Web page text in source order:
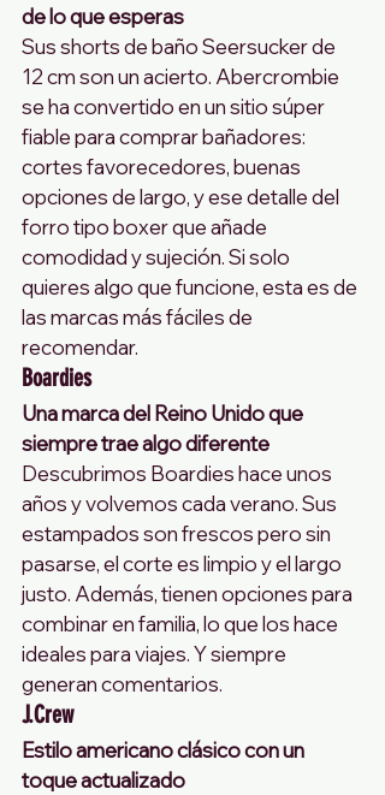
de lo que esperas
Sus shorts de baño Seersucker de
12 cm son un acierto. Abercrombie
se ha convertido en un sitio súper
fiable para comprar bañadores:
cortes favorecedores, buenas
opciones de largo, y ese detalle del
forro tipo boxer que añade
comodidad y sujeción. Si solo
quieres algo que funcione, esta es de
las marcas más fáciles de
recomendar.
Boardies
Una marca del Reino Unido que
siempre trae algo diferente
Descubrimos Boardies hace unos
años y volvemos cada verano. Sus
estampados son frescos pero sin
pasarse, el corte es limpio y el largo
justo. Además, tienen opciones para
combinar en familia, lo que los hace
ideales para viajes. Y siempre
generan comentarios.
J.Crew
Estilo americano clásico con un
toque actualizado